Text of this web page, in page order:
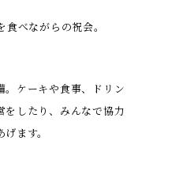
べながらの祝会。
。ケーキや食事、ドリン
をしたり、みんなで協力
ます。